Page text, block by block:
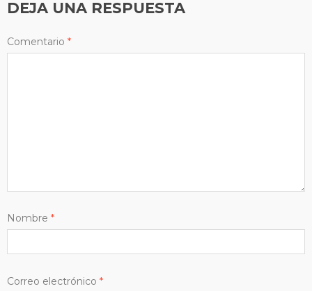
DEJA UNA RESPUESTA
Comentario *
Nombre *
Correo electrónico *